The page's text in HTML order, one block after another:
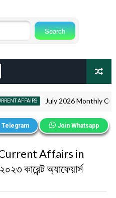
AFFAIRS July 2026 Monthly Current
Join Whatsapp
Affairs in
কারেন্ট অ্যাফেয়ার্স